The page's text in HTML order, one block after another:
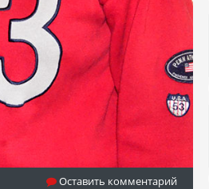
Оставить комментарий